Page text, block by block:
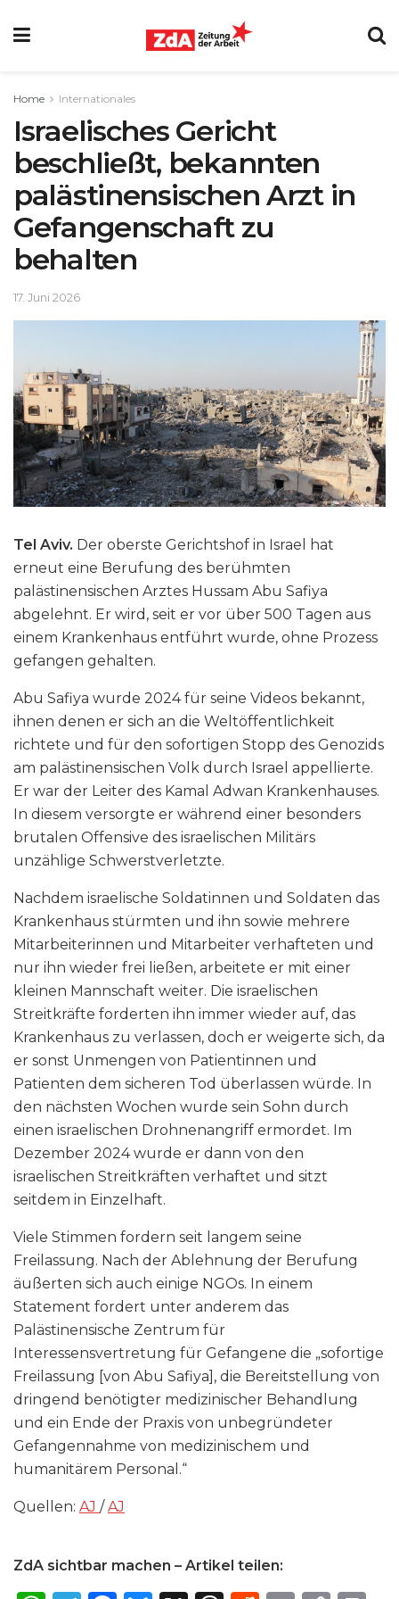
Home Internationales
Israelisches Gericht
beschließt, bekannten
palästinensischen Arzt in
Gefangenschaft zu
behalten
17. Juni 2026
Tel Aviv. Der oberste Gerichtshof in Israel hat
erneut eine Berufung des berühmten
palästinensischen Arztes Hussam Abu Safiya
abgelehnt. Er wird, seit er vor über 500 Tagen aus
einem Krankenhaus entführt wurde, ohne Prozess
gefangen gehalten.
Abu Safiya wurde 2024 für seine Videos bekannt,
ihnen denen er sich an die Weltöffentlichkeit
richtete und für den sofortigen Stopp des Genozids
am palästinensischen Volk durch Israel appellierte.
Er war der Leiter des Kamal Adwan Krankenhauses.
In diesem versorgte er während einer besonders
brutalen Offensive des israelischen Militärs
unzählige Schwerstverletzte.
Nachdem israelische Soldatinnen und Soldaten das
Krankenhaus stürmten und ihn sowie mehrere
Mitarbeiterinnen und Mitarbeiter verhafteten und
nur ihn wieder frei ließen, arbeitete er mit einer
kleinen Mannschaft weiter. Die israelischen
Streitkräfte forderten ihn immer wieder auf, das
Krankenhaus zu verlassen, doch er weigerte sich, da
er sonst Unmengen von Patientinnen und
Patienten dem sicheren Tod überlassen würde. In
den nächsten Wochen wurde sein Sohn durch
einen israelischen Drohnenangriff ermordet. Im
Dezember 2024 wurde er dann von den
israelischen Streitkräften verhaftet und sitzt
seitdem in Einzelhaft.
Viele Stimmen fordern seit langem seine
Freilassung. Nach der Ablehnung der Berufung
äußerten sich auch einige NGOs. In einem
Statement fordert unter anderem das
Palästinensische Zentrum für
Interessensvertretung für Gefangene die „sofortige
Freilassung [von Abu Safiya], die Bereitstellung von
dringend benötigter medizinischer Behandlung
und ein Ende der Praxis von unbegründeter
Gefangennahme von medizinischem und
humanitärem Personal.“
Quellen: AJ /AJ
ZdA sichtbar machen – Artikel teilen: